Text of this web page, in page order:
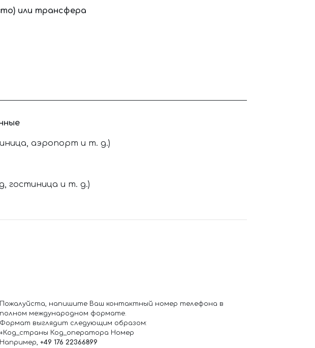
или трансфера
аэропорт и т. д.)
гостиница и т. д.)
Пожалуйста, напишите Ваш контактный номер телефона в
полном международном формате.
Формат выглядит следующим образом:
+Код_страны Код_оператора Номер
Например, +49 176 22366899